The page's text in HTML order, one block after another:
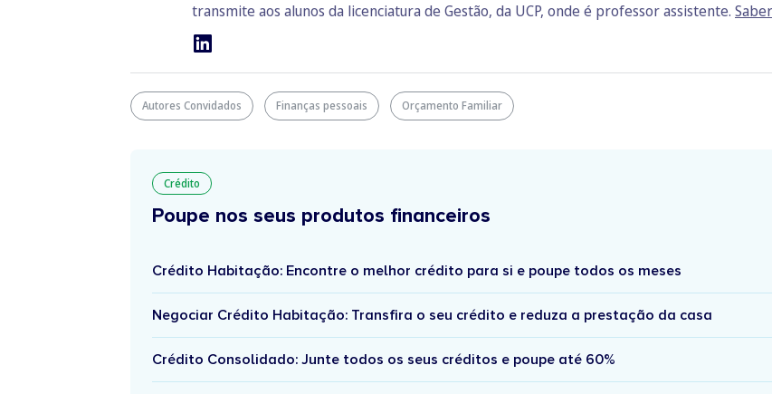
transmite aos alunos da licenciatura de Gestão, da UCP, onde é professor assistente.
Autores Convidados Finanças pessoais Orçamento Familiar
Crédito
Poupe nos seus produtos financeiros
Crédito Habitação: Encontre o melhor crédito para si e poupe todos os meses
Negociar Crédito Habitação: Transfira o seu crédito e reduza a prestação da casa
Crédito Consolidado: Junte todos os seus créditos e poupe até 60%